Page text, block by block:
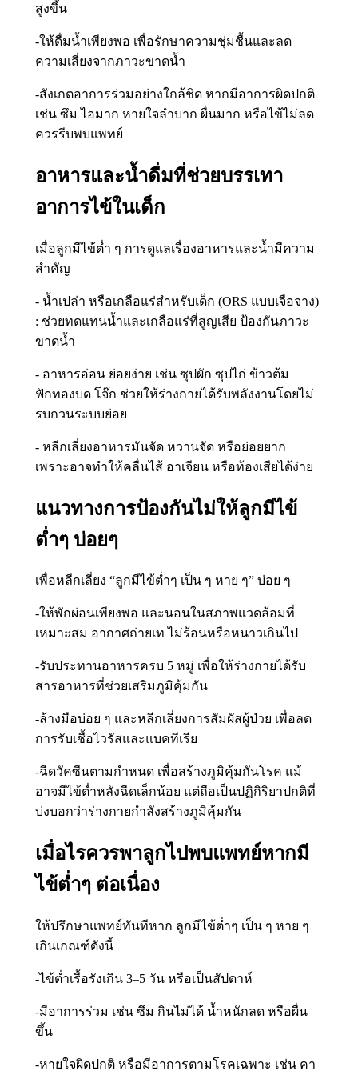
สูงขึ้น
-ให้ดื่มน้ำเพียงพอ เพื่อรักษาความชุ่มชื้นและลด
ความเสี่ยงจากภาวะขาดน้ำ
-สังเกตอาการร่วมอย่างใกล้ชิด หากมีอาการผิดปกติ
เช่น ซึม ไอมาก หายใจลำบาก ผื่นมาก หรือไข้ไม่ลด
ควรรีบพบแพทย์
อาหารและน้ำดื่มที่ช่วยบรรเทา
อาการไข้ในเด็ก
เมื่อลูกมีไข้ต่ำ ๆ การดูแลเรื่องอาหารและน้ำมีความ
สำคัญ
- น้ำเปล่า หรือเกลือแร่สำหรับเด็ก (ORS แบบเจือจาง)
: ช่วยทดแทนน้ำและเกลือแร่ที่สูญเสีย ป้องกันภาวะ
ขาดน้ำ
- อาหารอ่อน ย่อยง่าย เช่น ซุปผัก ซุปไก่ ข้าวต้ม
ฟักทองบด โจ๊ก ช่วยให้ร่างกายได้รับพลังงานโดยไม่
รบกวนระบบย่อย
- หลีกเลี่ยงอาหารมันจัด หวานจัด หรือย่อยยาก
เพราะอาจทำให้คลื่นไส้ อาเจียน หรือท้องเสียได้ง่าย
แนวทางการป้องกันไม่ให้ลูกมีไข้
ต่ำๆ บ่อยๆ
เพื่อหลีกเลี่ยง “ลูกมีไข้ต่ำๆ เป็น ๆ หาย ๆ” บ่อย ๆ
-ให้พักผ่อนเพียงพอ และนอนในสภาพแวดล้อมที่
เหมาะสม อากาศถ่ายเท ไม่ร้อนหรือหนาวเกินไป
-รับประทานอาหารครบ 5 หมู่ เพื่อให้ร่างกายได้รับ
สารอาหารที่ช่วยเสริมภูมิคุ้มกัน
-ล้างมือบ่อย ๆ และหลีกเลี่ยงการสัมผัสผู้ป่วย เพื่อลด
การรับเชื้อไวรัสและแบคทีเรีย
-ฉีดวัคซีนตามกำหนด เพื่อสร้างภูมิคุ้มกันโรค แม้
อาจมีไข้ต่ำหลังฉีดเล็กน้อย แต่ถือเป็นปฏิกิริยาปกติที่
บ่งบอกว่าร่างกายกำลังสร้างภูมิคุ้มกัน
เมื่อไรควรพาลูกไปพบแพทย์หากมี
ไข้ต่ำๆ ต่อเนื่อง
ให้ปรึกษาแพทย์ทันทีหาก ลูกมีไข้ต่ำๆ เป็น ๆ หาย ๆ
เกินเกณฑ์ดังนี้
-ไข้ต่ำเรื้อรังเกิน 3–5 วัน หรือเป็นสัปดาห์
-มีอาการร่วม เช่น ซึม กินไม่ได้ น้ำหนักลด หรือผื่น
ขึ้น
-หายใจผิดปกติ หรือมีอาการตามโรคเฉพาะ เช่น คา